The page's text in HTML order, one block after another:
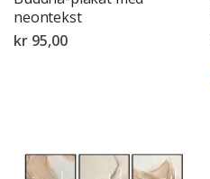
neontekst
kr 95,00